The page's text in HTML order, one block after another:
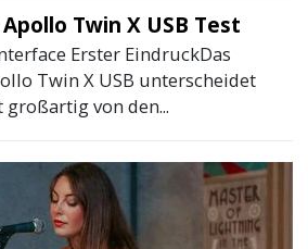
Twin X USB Test
Erster EindruckDas
Twin X USB unterscheidet
von den...